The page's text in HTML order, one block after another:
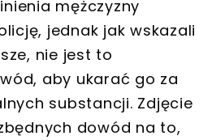
mężczyzny
jednak jak wskazali
nie jest to
aby ukarać go za
substancji. Zdjęcie
dowód na to,